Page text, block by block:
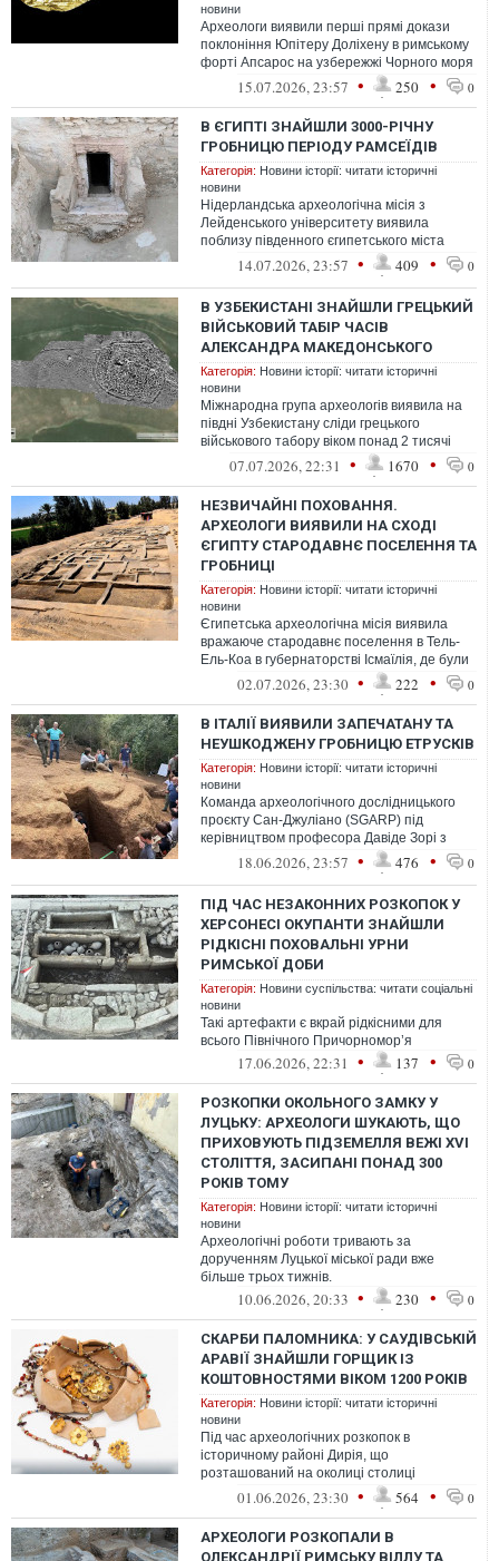
новини
Археологи виявили перші прямі докази
поклоніння Юпітеру Доліхену в римському
форті Апсарос на узбережжі Чорного моря
в Грузії після відкриття рідкісно...
15.07.2026, 23:57 • 250 • 0
В ЄГИПТІ ЗНАЙШЛИ 3000-РІЧНУ
ГРОБНИЦЮ ПЕРІОДУ РАМСЕЇДІВ
Категорія: Новини історії: читати історичні
новини
Нідерландська археологічна місія з
Лейденського університету виявила
поблизу південного єгипетського міста
Луксор стародавню гробницю епохи
14.07.2026, 23:57 • 409 • 0
В УЗБЕКИСТАНІ ЗНАЙШЛИ ГРЕЦЬКИЙ
ВІЙСЬКОВИЙ ТАБІР ЧАСІВ
АЛЕКСАНДРА МАКЕДОНСЬКОГО
Категорія: Новини історії: читати історичні
новини
Міжнародна група археологів виявила на
півдні Узбекистану сліди грецького
військового табору віком понад 2 тисячі
років.07.07.2026, 22:31 • 1670 • 0
НЕЗВИЧАЙНІ ПОХОВАННЯ.
АРХЕОЛОГИ ВИЯВИЛИ НА СХОДІ
ЄГИПТУ СТАРОДАВНЄ ПОСЕЛЕННЯ ТА
ГРОБНИЦІ
Категорія: Новини історії: читати історичні
новини
Єгипетська археологічна місія виявила
вражаюче стародавнє поселення в Тель-
Ель-Коа в губернаторстві Ісмаїлія, де були
знайдені гробниці, житлові будів...
02.07.2026, 23:30 • 222 • 0
В ІТАЛІЇ ВИЯВИЛИ ЗАПЕЧАТАНУ ТА
НЕУШКОДЖЕНУ ГРОБНИЦЮ ЕТРУСКІВ
Категорія: Новини історії: читати історичні
новини
Команда археологічного дослідницького
проєкту Сан-Джуліано (SGARP) під
керівництвом професора Давіде Зорі з
Університету Бейлора відкрила нову
18.06.2026, 23:57 • 476 • 0
ПІД ЧАС НЕЗАКОННИХ РОЗКОПОК У
ХЕРСОНЕСІ ОКУПАНТИ ЗНАЙШЛИ
РІДКІСНІ ПОХОВАЛЬНІ УРНИ
РИМСЬКОЇ ДОБИ
Категорія: Новини суспільства: читати соціальні
новини
Такі артефакти є вкрай рідкісними для
всього Північного Причорномор’я
17.06.2026, 22:31 • 137 • 0
РОЗКОПКИ ОКОЛЬНОГО ЗАМКУ У
ЛУЦЬКУ: АРХЕОЛОГИ ШУКАЮТЬ, ЩО
ПРИХОВУЮТЬ ПІДЗЕМЕЛЛЯ ВЕЖІ XVI
СТОЛІТТЯ, ЗАСИПАНІ ПОНАД 300
РОКІВ ТОМУ
Категорія: Новини історії: читати історичні
новини
Археологічні роботи тривають за
дорученням Луцької міської ради вже
більше трьох тижнів.
10.06.2026, 20:33 • 230 • 0
СКАРБИ ПАЛОМНИКА: У САУДІВСЬКІЙ
АРАВІЇ ЗНАЙШЛИ ГОРЩИК ІЗ
КОШТОВНОСТЯМИ ВІКОМ 1200 РОКІВ
Категорія: Новини історії: читати історичні
новини
Під час археологічних розкопок в
історичному районі Дирія, що
розташований на околиці столиці
Саудовської Аравії Ер-Ріяда, дослідники
виявили унікальн...
01.06.2026, 23:30 • 564 • 0
АРХЕОЛОГИ РОЗКОПАЛИ В
ОЛЕКСАНДРІЇ РИМСЬКУ ВІЛЛУ ТА